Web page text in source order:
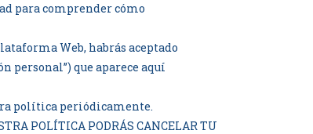
para comprender cómo
Web, habrás aceptado
personal”) que aparece aquí
política periódicamente.
POLÍTICA PODRÁS CANCELAR TU